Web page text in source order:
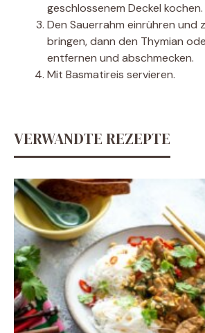
geschlossenem Deckel kochen.
Den Sauerrahm einrühren und
bringen, dann den Thymian
entfernen und abschmecken.
Mit Basmatireis servieren.
VERWANDTE REZEPTE